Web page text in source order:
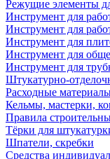
Режущие элементы
Инструмент для
Инструмент для
Инструмент для
Инструмент для
Инструмент для
Штукатурно-
Расходные
Кельмы, мастерки,
Правила
Тёрки для
Шпатели, скребки
Средства